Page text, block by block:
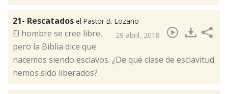
21- Rescatados el Pastor B. Lozano
29 abril, 2018
El hombre se cree libre,
pero la Biblia dice que
nacemos siendo esclavos. ¿De qué clase de esclavitud
hemos sido liberados?​